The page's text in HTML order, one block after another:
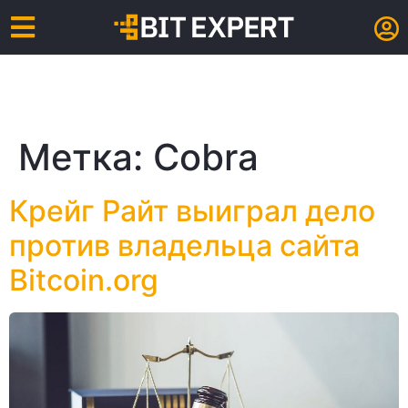
Метка: Cobra
Крейг Райт выиграл дело
против владельца сайта
Bitcoin.org